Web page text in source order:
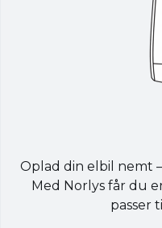
Oplad din elbil nemt
Med Norlys får du
passer